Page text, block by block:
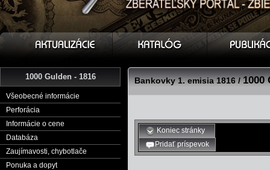
1000 Gulden - 1816
Všeobecné informácie
Perforácia
Informácie o cene
Databáza
Zaujímavosti, chybotlače
Ponuka a dopyt
Bankovky 1. emisia 1816 /1000
Koniec stránky
Pridať príspevok